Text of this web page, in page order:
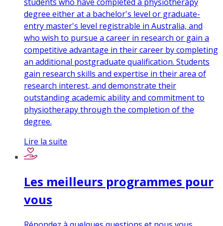
degree either at a bachelor's level or graduate-
entry master's level registrable in Australia, and
who wish to pursue a career in research or gain a
competitive advantage in their career by completing
an additional postgraduate qualification. Students
gain research skills and expertise in their area of
research interest, and demonstrate their
outstanding academic ability and commitment to
physiotherapy through the completion of the
degree.
Lire la suite
Les meilleurs programmes pour
vous